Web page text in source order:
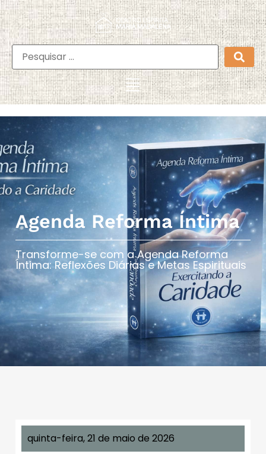
Agenda Reforma Íntima
Transforme-se com a Agenda Reforma
Íntima: Reflexões Diárias e Metas Espirituais​
quinta-feira, 21 de maio de 2026